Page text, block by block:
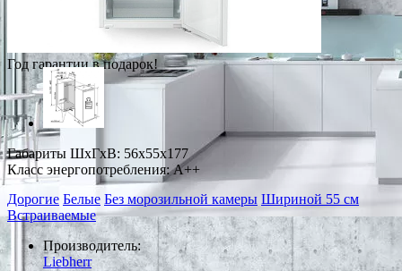
Год гарантии в подарок!
Габариты ШxГxВ: 56x55x177
Класс энергопотребления: A++
Дорогие Белые Без морозильной камеры Шириной 55 см
Встраиваемые
Производитель:
Liebherr